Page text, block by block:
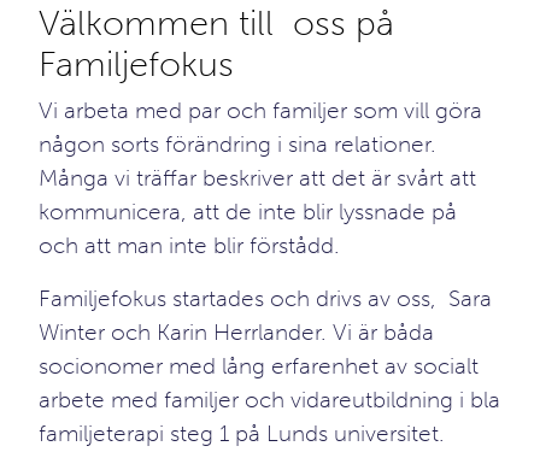
Välkommen till oss på
Familjefokus
Vi arbeta med par och familjer som vill göra
någon sorts förändring i sina relationer.
Många vi träffar beskriver att det är svårt att
kommunicera, att de inte blir lyssnade på
och att man inte blir förstådd.
Familjefokus startades och drivs av oss, Sara
Winter och Karin Herrlander. Vi är båda
socionomer med lång erfarenhet av socialt
arbete med familjer och vidareutbildning i bla
familjeterapi steg 1 på Lunds universitet.